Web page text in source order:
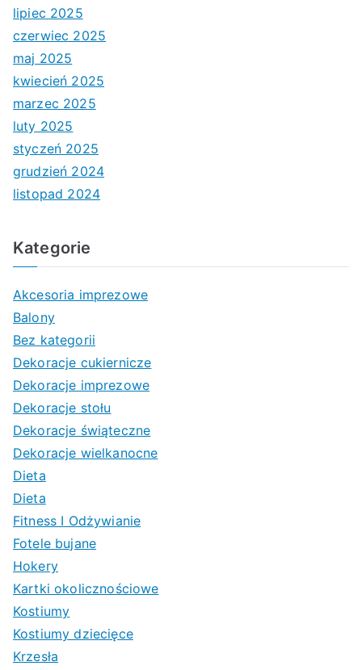
lipiec 2025
czerwiec 2025
maj 2025
kwiecień 2025
marzec 2025
luty 2025
styczeń 2025
grudzień 2024
listopad 2024
Kategorie
Akcesoria imprezowe
Balony
Bez kategorii
Dekoracje cukiernicze
Dekoracje imprezowe
Dekoracje stołu
Dekoracje świąteczne
Dekoracje wielkanocne
Dieta
Dieta
Fitness I Odżywianie
Fotele bujane
Hokery
Kartki okolicznościowe
Kostiumy
Kostiumy dziecięce
Krzesła